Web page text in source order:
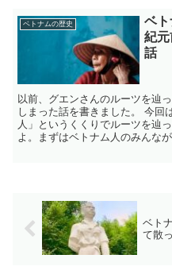
ベトナムの歴史
ベト
紀
話
以前、グエンさんのルーツを辿
しまった話を書きました。 今回
人」というくくりでルーツを辿
よ。まずはベトナム人のみんな
ベト
て散